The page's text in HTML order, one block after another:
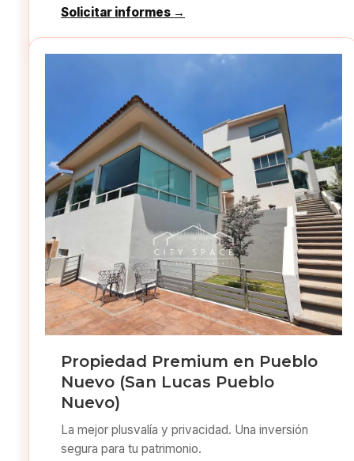
Solicitar informes →
Propiedad Premium en Pueblo
Nuevo (San Lucas Pueblo
Nuevo)
La mejor plusvalía y privacidad. Una inversión
segura para tu patrimonio.